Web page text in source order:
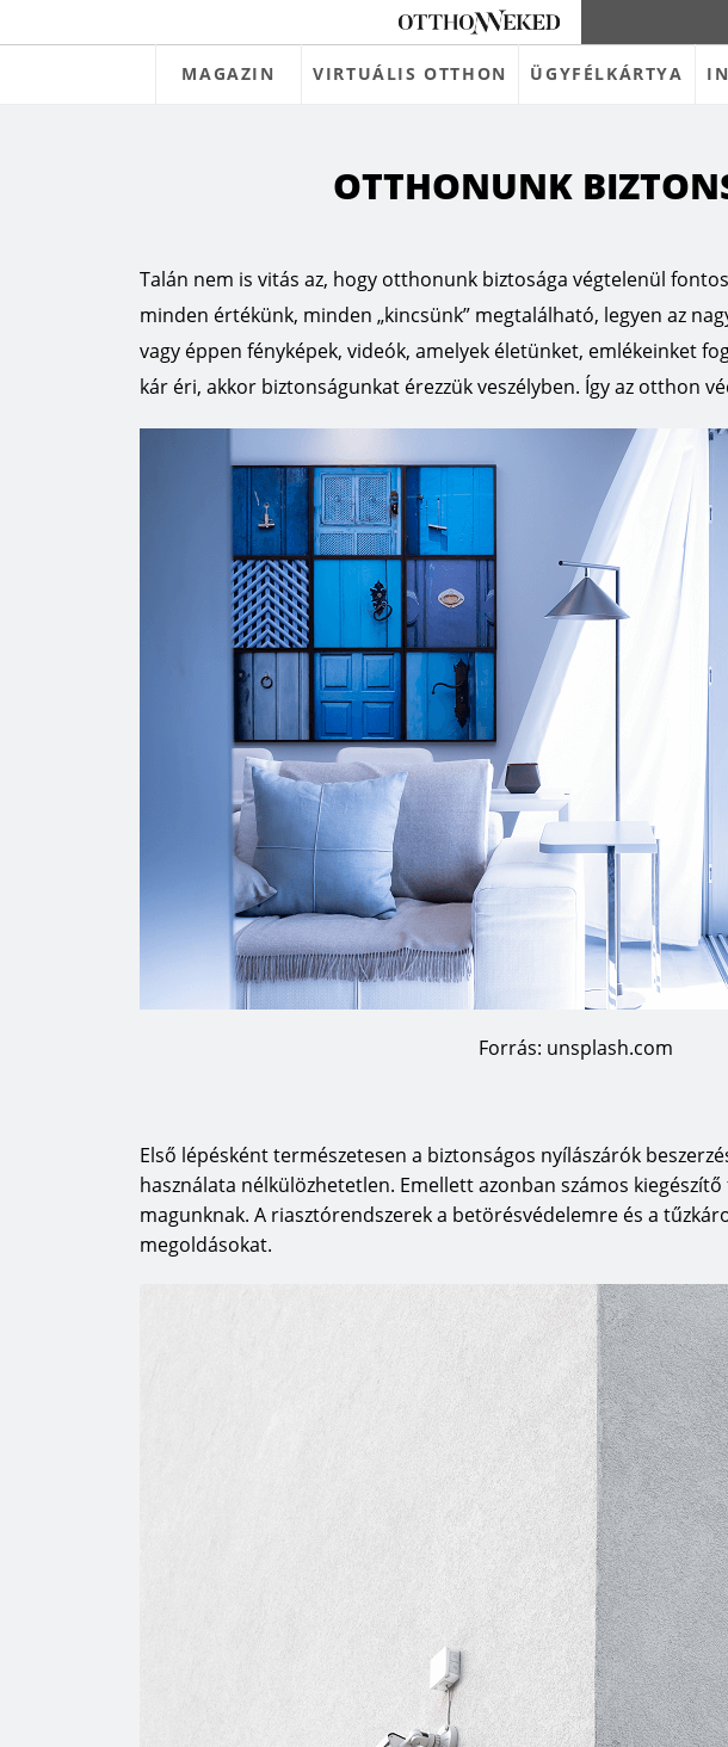
MAGAZIN VIRTUÁLIS OTTHON ÜGYFÉLKÁRTYA
OTTHONUNK
Talán nem is vitás az, hogy otthonunk biztosága végtelenül
minden értékünk, minden „kincsünk” megtalálható, legyen az
vagy éppen fényképek, videók, amelyek életünket, emlékeinket
kár éri, akkor biztonságunkat érezzük veszélyben. Így az otthon
Forrás: unsplash.com
Első lépésként természetesen a biztonságos nyílászárók
használata nélkülözhetetlen. Emellett azonban számos
magunknak. A riasztórendszerek a betörésvédelemre és a
megoldásokat.